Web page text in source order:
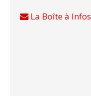
La Boîte à Infos